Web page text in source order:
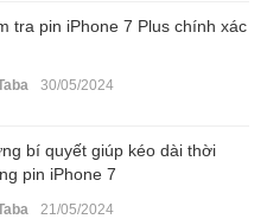
tra pin iPhone 7 Plus chính xác
30/05/2024
bí quyết giúp kéo dài thời
pin iPhone 7
21/05/2024